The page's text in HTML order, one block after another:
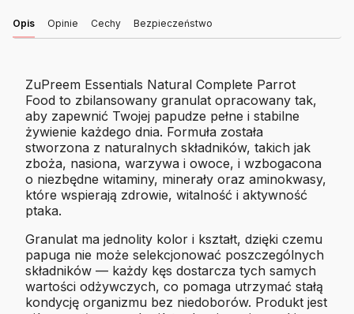
Opis Opinie Cechy Bezpieczeństwo
ZuPreem Essentials Natural Complete Parrot
Food to zbilansowany granulat opracowany tak,
aby zapewnić Twojej papudze pełne i stabilne
żywienie każdego dnia. Formuła została
stworzona z naturalnych składników, takich jak
zboża, nasiona, warzywa i owoce, i wzbogacona
o niezbędne witaminy, minerały oraz aminokwasy,
które wspierają zdrowie, witalność i aktywność
ptaka.
Granulat ma jednolity kolor i kształt, dzięki czemu
papuga nie może selekcjonować poszczególnych
składników — każdy kęs dostarcza tych samych
wartości odżywczych, co pomaga utrzymać stałą
kondycję organizmu bez niedoborów. Produkt jest